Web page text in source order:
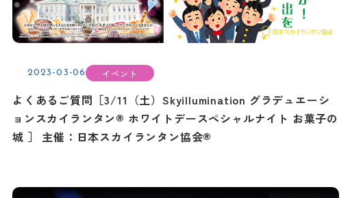
2023-03-06 イベント
よくあるご質問［3/11（土）Skyillumination グラデュエーシ
ョンスカイランタン® ホワイトデースペシャルナイト お菓子の
城 ］ 主催：日本スカイランタン協会®